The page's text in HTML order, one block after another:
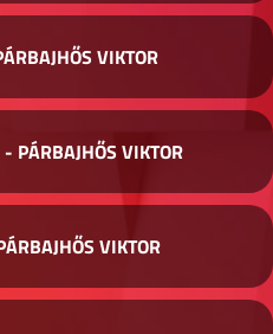
VIKTOR
PÁRBAJHŐS VIKTOR
VIKTOR